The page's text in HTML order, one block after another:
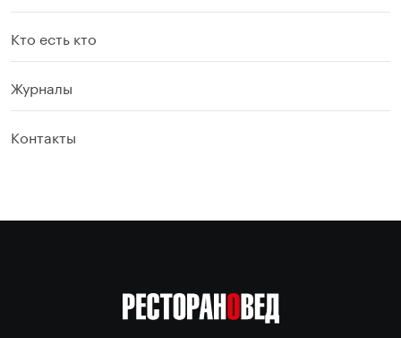
Кто есть кто
Журналы
Контакты